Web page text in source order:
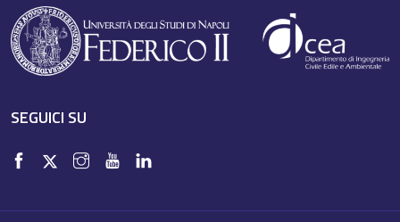
SEGUICI SU